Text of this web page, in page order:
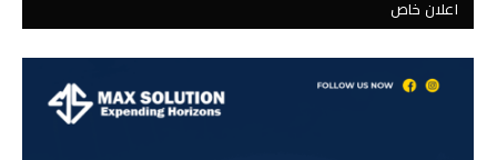
اعلان خاص